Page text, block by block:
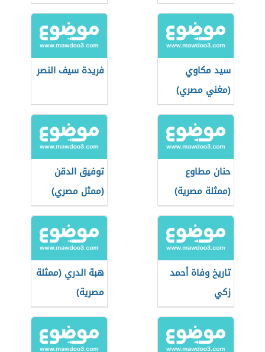
سيد مكاوي
(مغني مصري)
فريدة سيف النصر
حنان مطاوع
(ممثلة مصرية)
توفيق الدقن
(ممثل مصري)
تاريخ وفاة أحمد
زكي
هبة الدري (ممثلة
مصرية)